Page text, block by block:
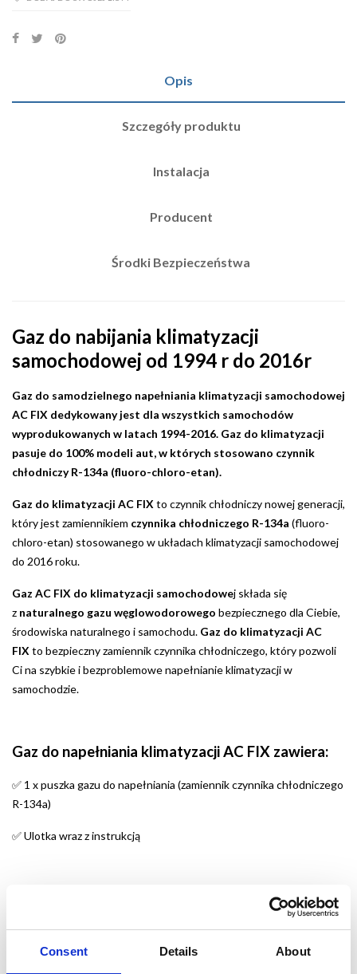
Consent Details About
Opis
Szczegóły produktu
Instalacja
Producent
Środki Bezpieczeństwa
Gaz do nabijania klimatyzacji
samochodowej od 1994 r do 2016r
Gaz do samodzielnego napełniania klimatyzacji samochodowej
AC FIX dedykowany jest dla wszystkich samochodów
wyprodukowanych w latach 1994-2016. Gaz do klimatyzacji
pasuje do 100% modeli aut, w których stosowano czynnik
chłodniczy R-134a (fluoro-chloro-etan).
Gaz do klimatyzacji AC FIX to czynnik chłodniczy nowej generacji,
który jest zamiennikiem czynnika chłodniczego R-134a (fluoro-
chloro-etan) stosowanego w układach klimatyzacji samochodowej
do 2016 roku.
Gaz AC FIX do klimatyzacji samochodowej składa się
z naturalnego gazu węglowodorowego bezpiecznego dla Ciebie,
środowiska naturalnego i samochodu. Gaz do klimatyzacji AC
FIX to bezpieczny zamiennik czynnika chłodniczego, który pozwoli
Ci na szybkie i bezproblemowe napełnianie klimatyzacji w
samochodzie.
Gaz do napełniania klimatyzacji AC FIX zawiera:
✅ 1 x puszka gazu do napełniania (zamiennik czynnika chłodniczego
R-134a)
✅Ulotka wraz z instrukcją
Gwarancja bezpieczeństwa i jakości gazu AC FIX
• Gaz do klimatyzacji AC FIX jest nietoksyczny dla Ciebie i
środowiska